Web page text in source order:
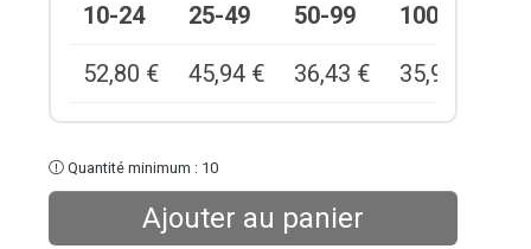
10-24
25-49 50-99 100+
52,80 € 45,94 € 36,43 € 35,90
Quantité minimum : 10
Ajouter au panier